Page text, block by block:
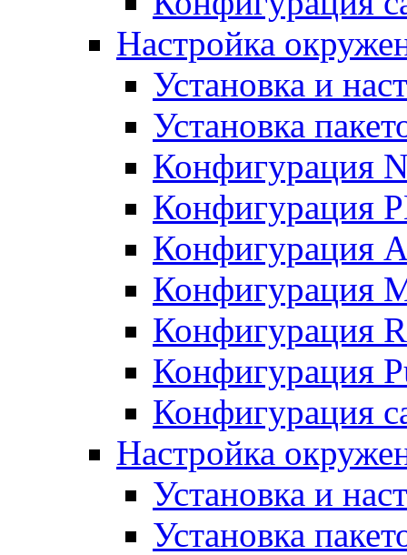
Настройка
Установка и
Установка
Конфигурация
Конфигурация
Конфигурация
Конфигурация
Конфигурация
Конфигурация
Конфигурация
Настройка
Установка и
Установка